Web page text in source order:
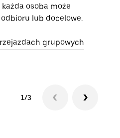
osoba może
lub docelowe.
grupowych
1/3